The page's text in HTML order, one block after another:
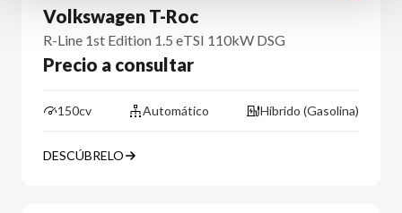
Volkswagen T-Roc
R-Line 1st Edition 1.5 eTSI 110kW DSG
Precio a consultar
150cv Automático Híbrido (Gasolina)
DESCÚBRELO